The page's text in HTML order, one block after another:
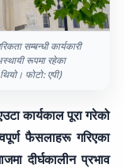
सम्बन्धी कार्यकारी
रूपमा रहेका
फोटो: एपी)
कार्यकाल पूरा गरेको
फैसलाहरू गरिएका
दीर्घकालीन प्रभाव